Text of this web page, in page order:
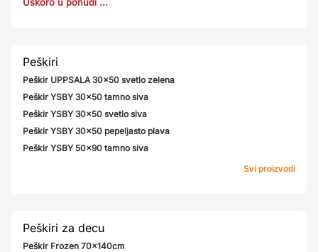
Peškiri
Peškir UPPSALA 30x50 svetlo zelena
Peškir YSBY 30x50 tamno siva
Peškir YSBY 30x50 svetlo siva
Peškir YSBY 30x50 pepeljasto plava
Peškir YSBY 50x90 tamno siva
Svi proizvodi
Peškiri za decu
Peškir Frozen 70x140cm